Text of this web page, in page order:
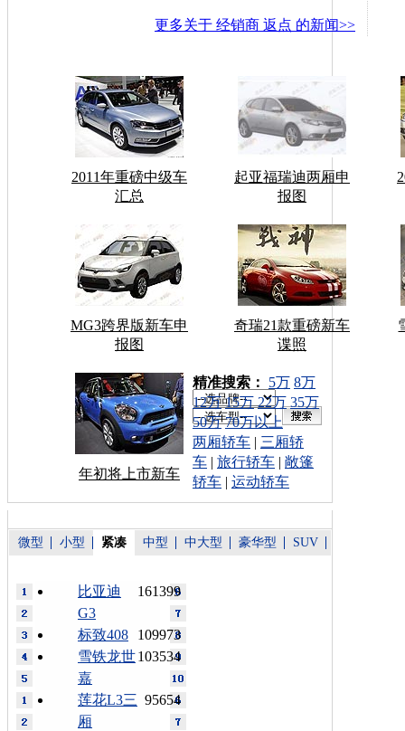
更多关于 经销商 返点 的新闻>>
2011年重磅中级车
汇总
起亚福瑞迪两厢申
报图
MG3跨界版新车申
报图
奇瑞21款重磅新车
谍照
年初将上市新车
车型搜索：
精准搜索： 5万 8万
12万 15万 22万 35万
50万 70万以上
两厢轿车 | 三厢轿
车 | 旅行轿车 | 敞篷
轿车 | 运动轿车
微型 小型 紧凑 中型 中大型 豪华型 SUV
161399
比亚迪
G3
109973
标致408
103534
雪铁龙世
嘉
95654
莲花L3三
厢